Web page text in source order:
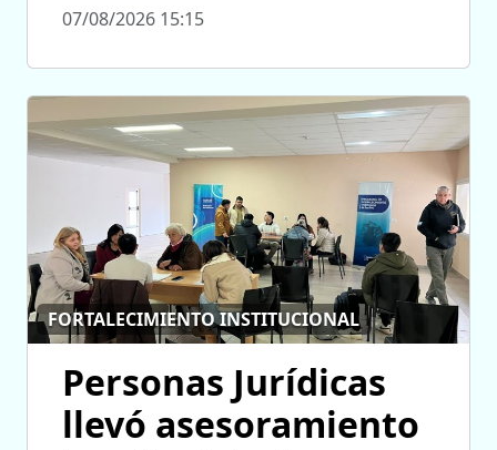
07/08/2026 15:15
FORTALECIMIENTO INSTITUCIONAL
Personas Jurídicas
llevó asesoramiento